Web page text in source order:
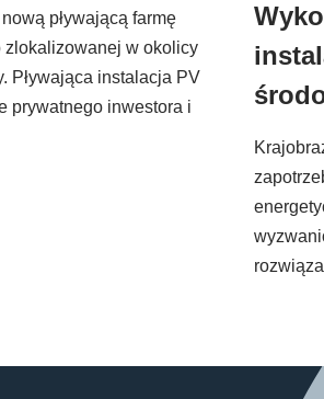
pływającą farmę
zlokalizowanej w okolicy
Pływająca instalacja PV
prywatnego inwestora i